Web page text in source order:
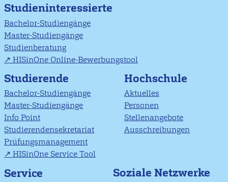
Studieninteressierte
Bachelor-Studiengänge
Master-Studiengänge
Studienberatung
HISinOne Online-Bewerbungstool
Studierende
Bachelor-Studiengänge
Master-Studiengänge
Info Point
Studierendensekretariat
Prüfungsmanagement
HISinOne Service Tool
Hochschule
Aktuelles
Personen
Stellenangebote
Ausschreibungen
Service Soziale Netzwerke